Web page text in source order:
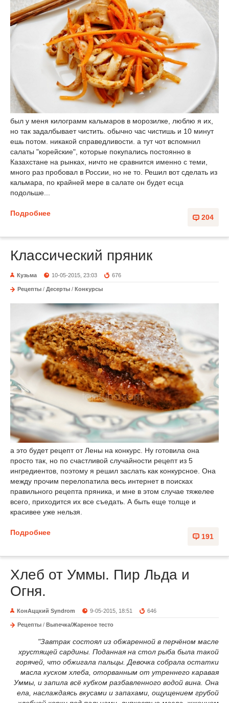
был у меня килограмм кальмаров в морозилке, люблю я их,
но так задалбывает чистить. обычно час чистишь и 10 минут
ешь потом. никакой справедливости. а тут чот вспомнил
салаты "корейские", которые покупались постоянно в
Казахстане на рынках, ничто не сравнится именно с теми,
много раз пробовал в России, но не то. Решил вот сделать из
кальмара, по крайней мере в салате он будет есца
подольше...
204
Подробнее
Классический пряник
Кузьма 10-05-2015, 23:03 676
Рецепты / Десерты / Конкурсы
а это будет рецепт от Лены на конкурс. Ну готовила она
просто так, но по счастливой случайности рецепт из 5
ингредиентов, поэтому я решил заслать как конкурсное. Она
между прочим перелопатила весь интернет в поисках
правильного рецепта пряника, и мне в этом случае тяжелее
всего, приходится их все съедать. А быть еще толще и
красивее уже нельзя.
191
Подробнее
Хлеб от Уммы. Пир Льда и
Огня.
КонАццкий Syndrom 9-05-2015, 18:51 646
Рецепты / Выпечка/Жареное тесто
"Завтрак состоял из обжаренной в перчёном масле
хрустящей сардины. Поданная на стол рыба была такой
горячей, что обжигала пальцы. Девочка собрала остатки
масла куском хлеба, оторванным от утреннего каравая
Уммы, и запила всё кубком разбавленного водой вина. Она
ела, наслаждаясь вкусами и запахами, ощущением грубой